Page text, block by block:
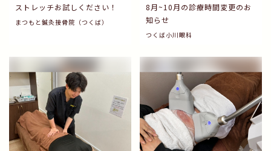
ストレッチお試しください！
まつもと鍼灸接骨院（つくば）
8月~10月の診療時間変更のお
知らせ
つくば小川眼科